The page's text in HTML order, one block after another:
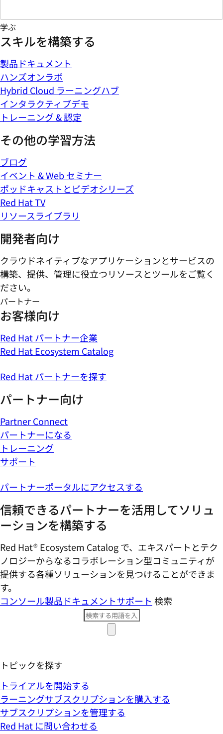
学ぶ
スキルを構築する
製品ドキュメント
ハンズオンラボ
Hybrid Cloud ラーニングハブ
インタラクティブデモ
トレーニング & 認定
その他の学習方法
ブログ
イベント & Web セミナー
ポッドキャストとビデオシリーズ
Red Hat TV
リソースライブラリ
開発者向け
クラウドネイティブなアプリケーションとサービスの
構築、提供、管理に役立つリソースとツールをご覧く
ださい。
パートナー
お客様向け
Red Hat パートナー企業
Red Hat Ecosystem Catalog
Red Hat パートナーを探す
パートナー向け
Partner Connect
パートナーになる
トレーニング
サポート
パートナーポータルにアクセスする
信頼できるパートナーを活用してソリュ
ーションを構築する
Red Hat® Ecosystem Catalog で、エキスパートとテク
ノロジーからなるコラボレーション型コミ​ュニティが
提供する各種ソリューションを見つけることができま
す。
コンソール製品ドキュメントサポート 検索
トピックを探す
トライアルを開始する
ラーニングサブスクリプションを購入する
サブスクリプションを管理する
Red Hat に問い合わせる